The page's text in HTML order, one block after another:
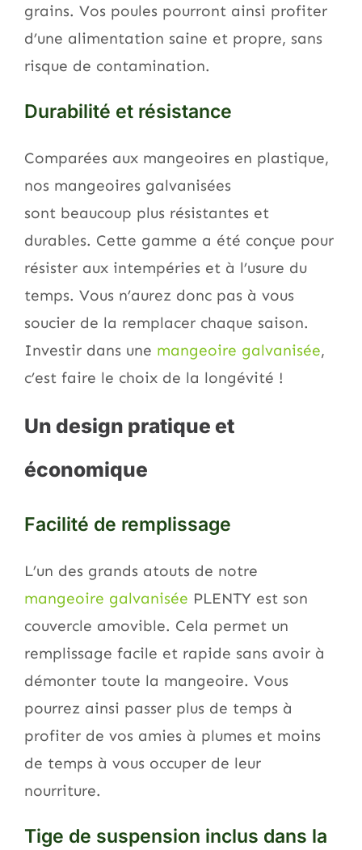
grains. Vos poules pourront ainsi profiter
d’une alimentation saine et propre, sans
risque de contamination.
Durabilité et résistance
Comparées aux mangeoires en plastique,
nos mangeoires galvanisées
sont beaucoup plus résistantes et
durables. Cette gamme a été conçue pour
résister aux intempéries et à l’usure du
temps. Vous n’aurez donc pas à vous
soucier de la remplacer chaque saison.
Investir dans une mangeoire galvanisée,
c’est faire le choix de la longévité !
Un design pratique et
économique
Facilité de remplissage
L’un des grands atouts de notre
mangeoire galvanisée PLENTY est son
couvercle amovible. Cela permet un
remplissage facile et rapide sans avoir à
démonter toute la mangeoire. Vous
pourrez ainsi passer plus de temps à
profiter de vos amies à plumes et moins
de temps à vous occuper de leur
nourriture.
Tige de suspension inclus dans la